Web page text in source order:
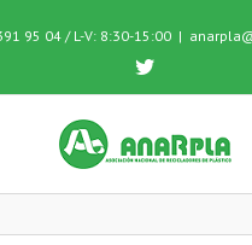
95 04 / L-V: 8:30-15:00 |
Twitter